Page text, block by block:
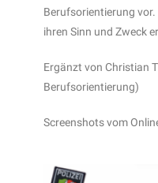
Berufsorientierung
ihren Sinn und Zweck
Ergänzt von Christian
Berufsorientierung)
Screenshots vom